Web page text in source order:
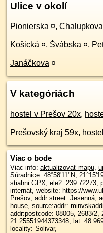
Ulice v okolí
Pionierska ¤, Chalupkova
Košická ¤, Švábska ¤,
Janáčkova ¤
V kategóriách
hostel v Prešov 20x,
Prešovský kraj 59x,
Viac o bode
Viac info: aktualizovať mapu,
Súradnice: 48°58'11"N,
stiahni GPX, ele2: 239.72273,
internát, website: https://
Prešov, addr:street: Jesenná,
house, source:addr:
addr:postcode: 08005, 2683/2,
21.25551944373348, lat:
locality: Solivar,